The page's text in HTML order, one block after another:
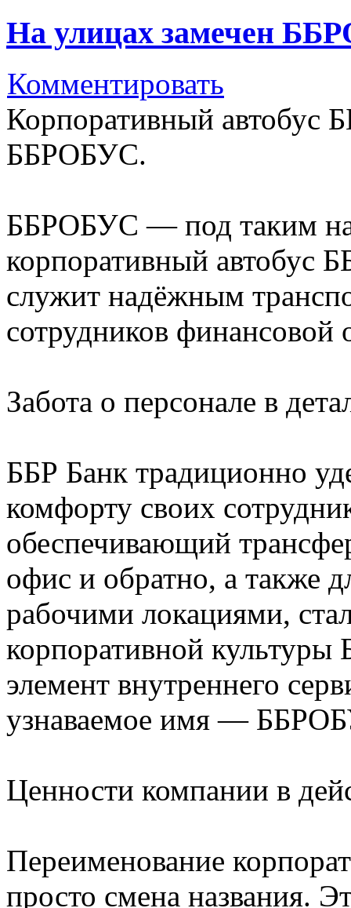
На улицах замечен
Комментировать
Корпоративный автобус
ББРОБУС.
ББРОБУС — под таким
корпоративный автобус
служит надёжным
сотрудников финансовой
Забота о персонале в
ББР Банк традиционно
комфорту своих
обеспечивающий
офис и обратно, а также
рабочими локациями,
корпоративной культуры
элемент внутреннего
узнаваемое имя —
Ценности компании в
Переименование
просто смена названия.